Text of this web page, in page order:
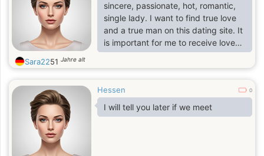
sincere, passionate, hot, romantic,
single lady. I want to find true love
and a true man on this dating site. It
is important for me to receive love
and give it in return. I am a person
who really knows what she wants,
Life is short. Do not waste your time!
Sara2251 Jahre alt
Hessen 0
I will tell you later if we meet